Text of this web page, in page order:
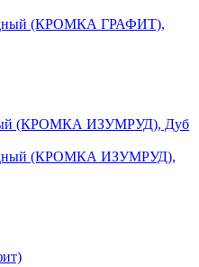
(КРОМКА ИЗУМРУД), Дуб